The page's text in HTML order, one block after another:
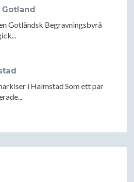
Gotland
Gotländsk Begravningsbyrå
i Halmstad Som ett par